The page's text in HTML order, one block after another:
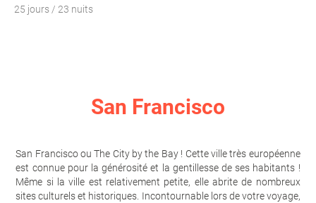
25 jours / 23 nuits
San Francisco
San Francisco ou The City by the Bay ! Cette ville très européenne
est connue pour la générosité et la gentillesse de ses habitants !
Même si la ville est relativement petite, elle abrite de nombreux
sites culturels et historiques. Incontournable lors de votre voyage,